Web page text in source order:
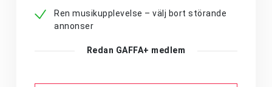
Ren musikupplevelse – välj bort störande
annonser
Redan GAFFA+ medlem